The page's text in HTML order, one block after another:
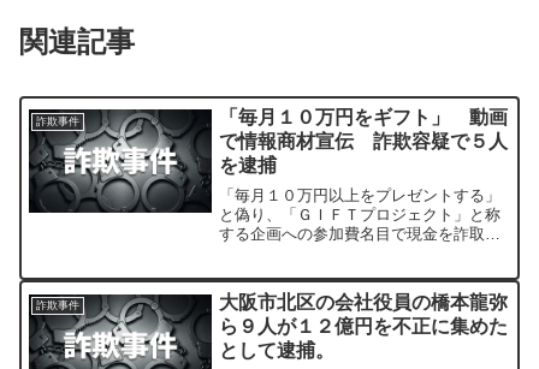
関連記事
詐欺事件
「毎月１０万円をギフト」 動画
で情報商材宣伝 詐欺容疑で５人
を逮捕
「毎月１０万円以上をプレゼントする」
と偽り、「ＧＩＦＴプロジェクト」と称
する企画への参加費名目で現金を詐取し
一容疑者（３１）ら男女５人を逮捕した
と発表した。
詐欺事件
大阪市北区の会社役員の橋本龍弥
ら９人が１２億円を不正に集めた
として逮捕。